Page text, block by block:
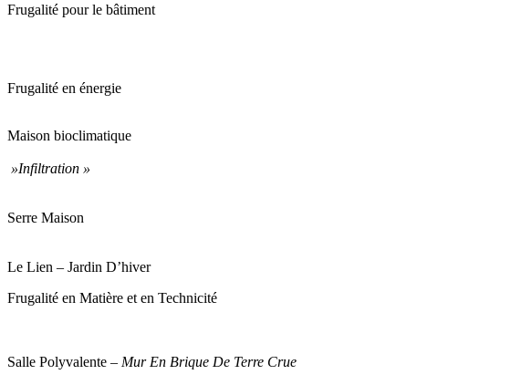
Frugalité pour le bâtiment
Frugalité en énergie
Maison bioclimatique
»Infiltration »
Serre Maison
Le Lien – Jardin D’hiver
Frugalité en Matière et en Technicité
Salle Polyvalente – Mur En Brique De Terre Crue